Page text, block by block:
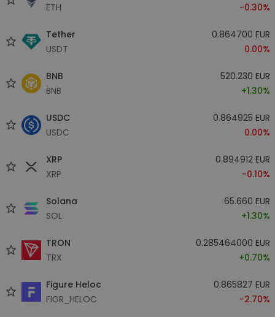
ETH
-0.30%
Tether
USDT
0.864700 EUR
0.00%
BNB
BNB
520.230 EUR
+1.30%
USDC
USDC
0.864925 EUR
0.00%
XRP
XRP
0.894912 EUR
-0.10%
Solana
SOL
65.660 EUR
+1.30%
TRON
TRX
0.285464000 EUR
+0.70%
Figure Heloc
FIGR_HELOC
0.865827 EUR
-2.70%